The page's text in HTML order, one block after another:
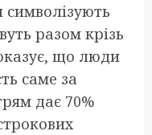
символізують
разом крізь
що люди
саме за
дає 70%